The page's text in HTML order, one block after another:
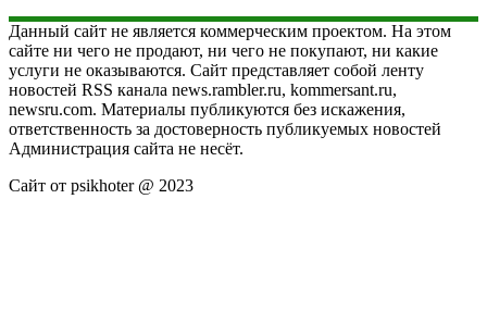
Данный сайт не является коммерческим проектом. На этом
сайте ни чего не продают, ни чего не покупают, ни какие
услуги не оказываются. Сайт представляет собой ленту
новостей RSS канала news.rambler.ru, kommersant.ru,
newsru.com. Материалы публикуются без искажения,
ответственность за достоверность публикуемых новостей
Администрация сайта не несёт.
Сайт от psikhoter @ 2023